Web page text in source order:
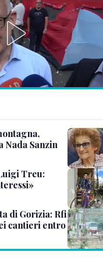
Nada Sanzin
Treu:
di Gorizia: Rfi
cantieri entro